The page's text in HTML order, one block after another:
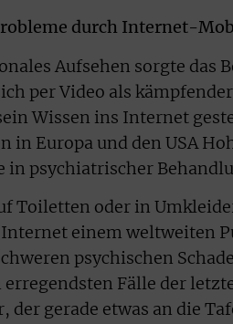
durch Internet-
Aufsehen sorgte das
per Video als
Wissen ins Internet
in Europa und den USA
in psychiatrischer
Toiletten oder in
einem weltweiten
psychischen
erregendsten Fälle der
der gerade etwas an die